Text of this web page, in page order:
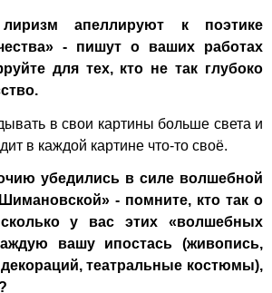
апеллируют к поэтике
- пишут о ваших работах
для тех, кто не так глубоко
в свои картины больше света и
в каждой картине что-то своё.
убедились в силе волшебной
- помните, кто так о
у вас этих «волшебных
вашу ипостась (живопись,
театральные костюмы),